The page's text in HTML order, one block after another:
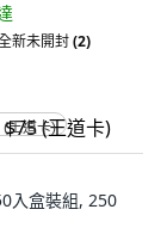
新未開封(2)
王道卡)
入盒裝組, 250